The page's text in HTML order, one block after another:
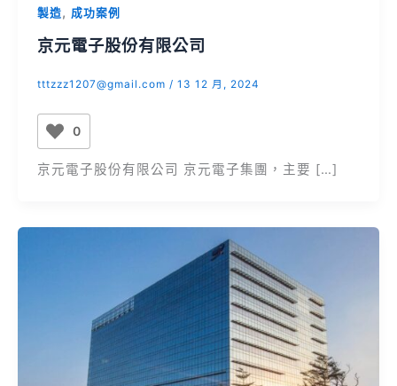
製造, 成功案例
京元電子股份有限公司
tttzzz1207@gmail.com / 13 12 月, 2024
0
京元電子股份有限公司 京元電子集團，主要 […]